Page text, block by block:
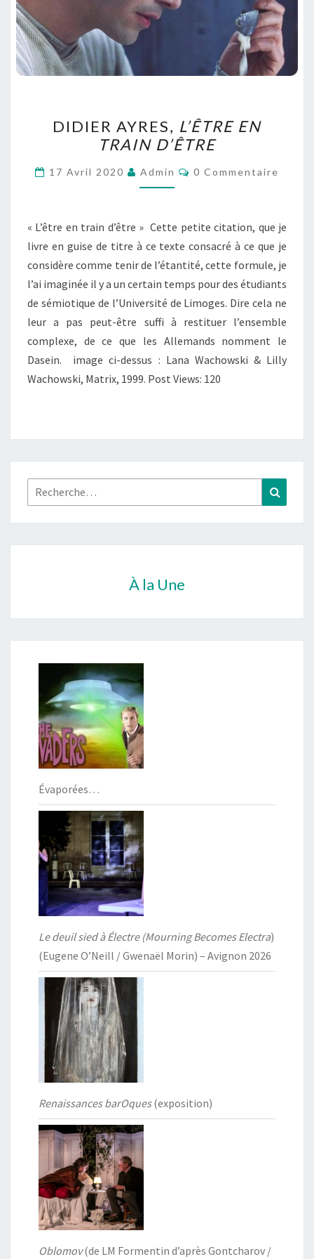
AYRES,
L’ÊTRE
EN
TRAIN
DIDIER AYRES, L’ÊTRE EN
TRAIN D’ÊTRE
17 Avril 2020 Admin Commentaires
0 Commentaire
« L’être en train d’être » Cette petite citation, que je
livre en guise de titre à ce texte consacré à ce que je
considère comme tenir de l’étantité, cette formule, je
l’ai imaginée il y a un certain temps pour des étudiants
de sémiotique de l’Université de Limoges. Dire cela ne
leur a pas peut-être suffi à restituer l’ensemble
complexe, de ce que les Allemands nomment le
Dasein. image ci-dessus : Lana Wachowski & Lilly
Wachowski, Matrix, 1999. Post Views: 120
Rechercher :
À la Une
Évaporées…
Le deuil sied à Électre (Mourning Becomes Electra)
(Eugene O’Neill / Gwenaël Morin) – Avignon 2026
Renaissances barOques(exposition)
Oblomov(de LM Formentin d’après Gontcharov /